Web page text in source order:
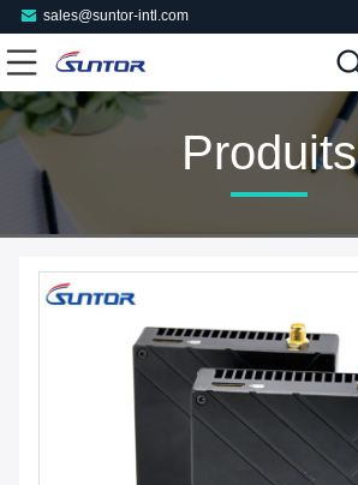
sales@suntor-intl.com
Produits